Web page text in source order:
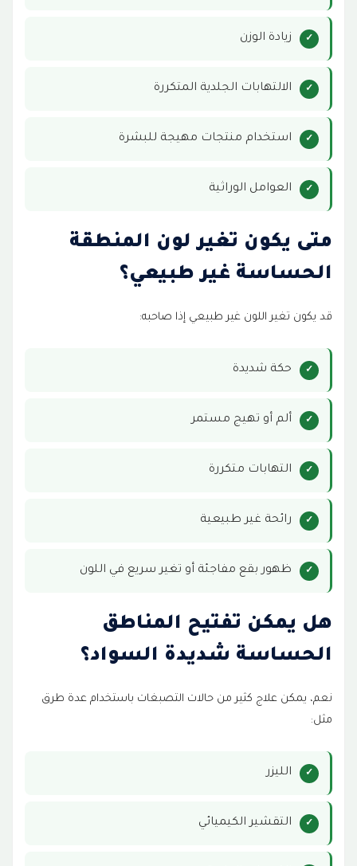
زيادة الوزن
الالتهابات الجلدية المتكررة
استخدام منتجات مهيجة للبشرة
العوامل الوراثية
متى يكون تغير لون المنطقة
الحساسة غير طبيعي؟
قد يكون تغير اللون غير طبيعي إذا صاحبه:
حكة شديدة
ألم أو تهيج مستمر
التهابات متكررة
رائحة غير طبيعية
ظهور بقع مفاجئة أو تغير سريع في اللون
هل يمكن تفتيح المناطق
الحساسة شديدة السواد؟
نعم، يمكن علاج كثير من حالات التصبغات باستخدام عدة طرق
مثل:
الليزر
التقشير الكيميائي